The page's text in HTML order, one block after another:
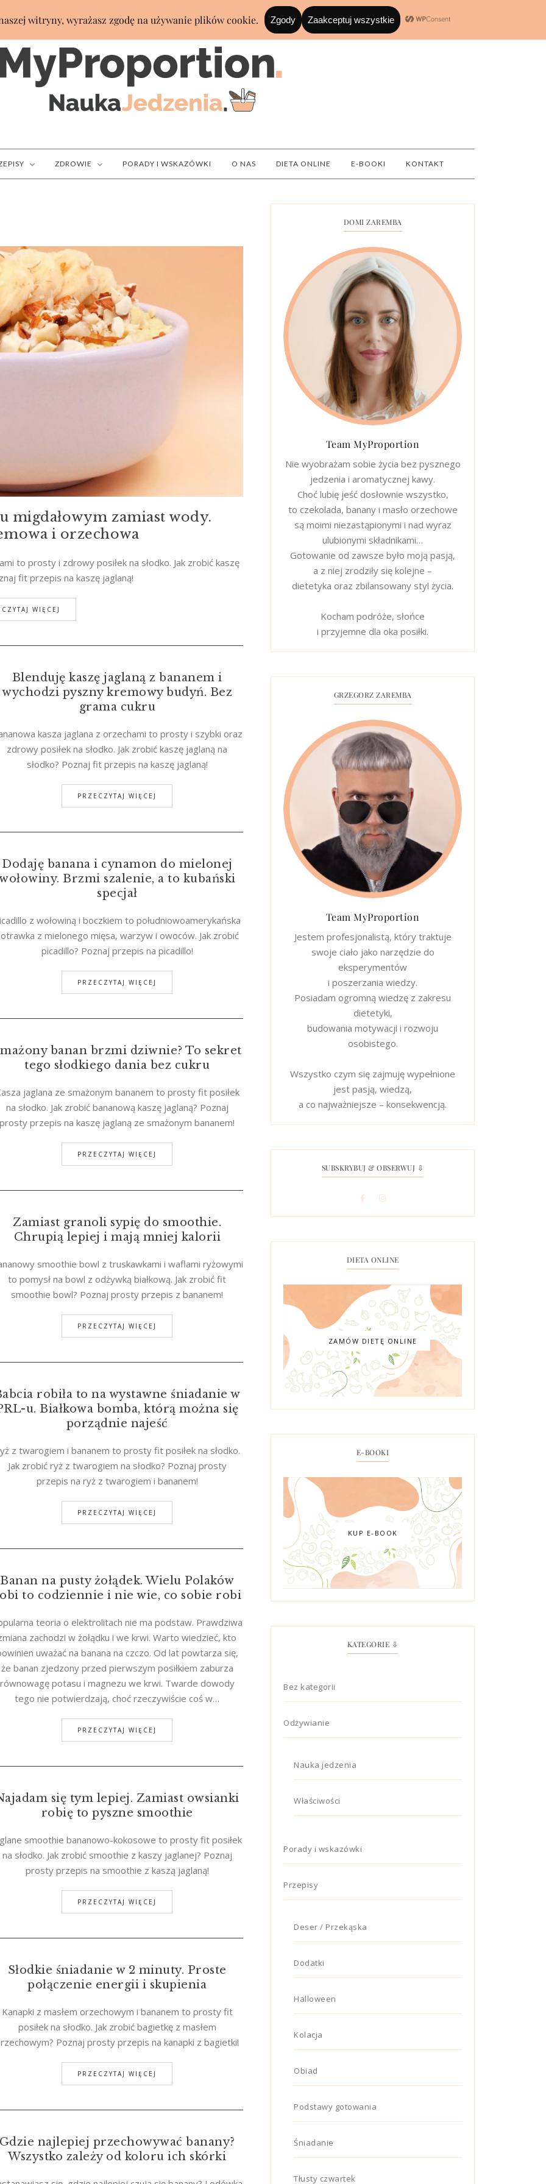
ZDROWIE PORADY I WSKAZÓWKI O NAS DIETA ONLINE E-BOOKI KONTAKT
migdałowym zamiast wody.
i orzechowa
to prosty i zdrowy posiłek na słodko. Jak zrobić kaszę
fit przepis na kaszę jaglaną!
WIĘCEJ
Blenduję kaszę jaglaną z bananem i
wychodzi pyszny kremowy budyń. Bez
grama cukru
kasza jaglana z orzechami to prosty i szybki oraz
zdrowy posiłek na słodko. Jak zrobić kaszę jaglaną na
słodko? Poznaj fit przepis na kaszę jaglaną!
PRZECZYTAJ WIĘCEJ
Dodaję banana i cynamon do mielonej
Brzmi szalenie, a to kubański
specjał
z wołowiną i boczkiem to południowoamerykańska
z mielonego mięsa, warzyw i owoców. Jak zrobić
picadillo? Poznaj przepis na picadillo!
PRZECZYTAJ WIĘCEJ
banan brzmi dziwnie? To sekret
tego słodkiego dania bez cukru
jaglana ze smażonym bananem to prosty fit posiłek
na słodko. Jak zrobić bananową kaszę jaglaną? Poznaj
prosty przepis na kaszę jaglaną ze smażonym bananem!
PRZECZYTAJ WIĘCEJ
Zamiast granoli sypię do smoothie.
Chrupią lepiej i mają mniej kalorii
smoothie bowl z truskawkami i waflami ryżowymi
to pomysł na bowl z odżywką białkową. Jak zrobić fit
smoothie bowl? Poznaj prosty przepis z bananem!
PRZECZYTAJ WIĘCEJ
robiła to na wystawne śniadanie w
u. Białkowa bomba, którą można się
porządnie najeść
z twarogiem i bananem to prosty fit posiłek na słodko.
Jak zrobić ryż z twarogiem na słodko? Poznaj prosty
przepis na ryż z twarogiem i bananem!
PRZECZYTAJ WIĘCEJ
Banan na pusty żołądek. Wielu Polaków
to codziennie i nie wie, co sobie robi
teoria o elektrolitach nie ma podstaw. Prawdziwa
zachodzi w żołądku i we krwi. Warto wiedzieć, kto
uważać na banana na czczo. Od lat powtarza się,
że banan zjedzony przed pierwszym posiłkiem zaburza
równowagę potasu i magnezu we krwi. Twarde dowody
tego nie potwierdzają, choć rzeczywiście coś w…
PRZECZYTAJ WIĘCEJ
się tym lepiej. Zamiast owsianki
robię to pyszne smoothie
smoothie bananowo-kokosowe to prosty fit posiłek
na słodko. Jak zrobić smoothie z kaszy jaglanej? Poznaj
prosty przepis na smoothie z kaszą jaglaną!
PRZECZYTAJ WIĘCEJ
Słodkie śniadanie w 2 minuty. Proste
połączenie energii i skupienia
Kanapki z masłem orzechowym i bananem to prosty fit
posiłek na słodko. Jak zrobić bagietkę z masłem
Poznaj prosty przepis na kanapki z bagietki!
PRZECZYTAJ WIĘCEJ
najlepiej przechowywać banany?
Wszystko zależy od koloru ich skórki
DOMI ZAREMBA
Team MyProportion
Nie wyobrażam sobie życia bez pysznego
jedzenia i aromatycznej kawy.
Choć lubię jeść dosłownie wszystko,
to czekolada, banany i masło orzechowe
są moimi niezastąpionymi i nad wyraz
ulubionymi składnikami…
Gotowanie od zawsze było moją pasją,
a z niej zrodziły się kolejne –
dietetyka oraz zbilansowany styl życia.
Kocham podróże, słońce
i przyjemne dla oka posiłki.
GRZEGORZ ZAREMBA
Team MyProportion
Jestem profesjonalistą, który traktuje
swoje ciało jako narzędzie do
eksperymentów
i poszerzania wiedzy.
Posiadam ogromną wiedzę z zakresu
dietetyki,
budowania motywacji i rozwoju
osobistego.
Wszystko czym się zajmuję wypełnione
jest pasją, wiedzą,
a co najważniejsze – konsekwencją.
SUBSKRYBUJ & OBSERWUJ ⇩
DIETA ONLINE
ZAMÓW DIETĘ ONLINE
E-BOOKI
KUP E-BOOK
KATEGORIE ⇩
Bez kategorii
Odżywianie
Nauka jedzenia
Właściwości
Porady i wskazówki
Przepisy
Deser / Przekąska
Dodatki
Halloween
Kolacja
Obiad
Podstawy gotowania
Śniadanie
Tłusty czwartek